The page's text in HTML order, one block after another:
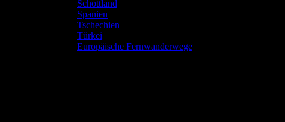
Schottland
Spanien
Tschechien
Türkei
Europäische Fernwanderwege